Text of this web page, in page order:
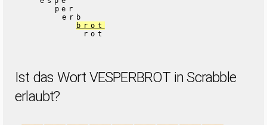
per
erb
brot
rot
Ist das Wort VESPERBROT in Scrabble
erlaubt?